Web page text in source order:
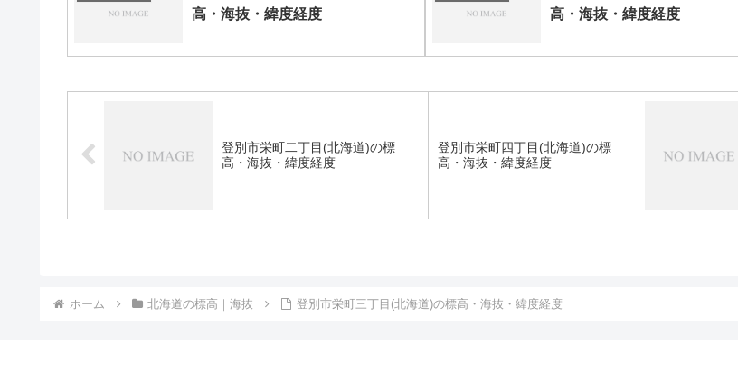
高・海抜・緯度経度
高・海抜・緯度経度
登別市栄町二丁目(北海道)の標
高・海抜・緯度経度
登別市栄町四丁目(北海道)の標
高・海抜・緯度経度
ホーム 北海道の標高｜海抜 登別市栄町三丁目(北海道)の標高・海抜・緯度経度